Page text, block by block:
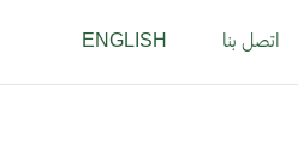
اتصل بنا ENGLISH